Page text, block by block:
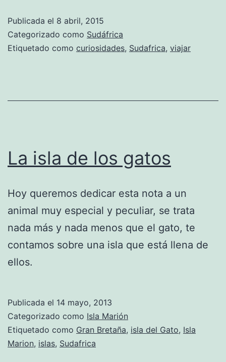
Publicada el 8 abril, 2015
Categorizado como Sudáfrica
Etiquetado como curiosidades, Sudafrica, viajar
La isla de los gatos
Hoy queremos dedicar esta nota a un
animal muy especial y peculiar, se trata
nada más y nada menos que el gato, te
contamos sobre una isla que está llena de
ellos.
Publicada el 14 mayo, 2013
Categorizado como Isla Marión
Etiquetado como Gran Bretaña, isla del Gato, Isla
Marion, islas, Sudafrica